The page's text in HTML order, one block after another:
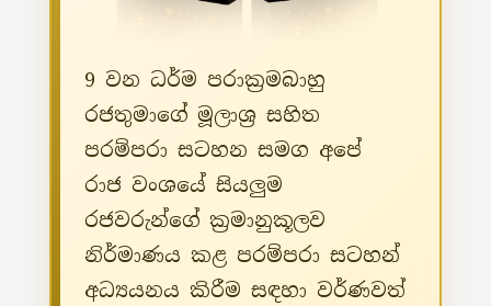
9 වන ධර්ම පරාක්‍රමබාහු
රජතුමාගේ මූලාශ්‍ර සහිත
පරම්පරා සටහන සමග අපේ
රාජ වංශයේ සියලුම
රජවරුන්ගේ ක්‍රමානුකූලව
නිර්මාණය කළ පරම්පරා සටහන්
අධ්‍යයනය කිරීම සඳහා වර්ණවත්